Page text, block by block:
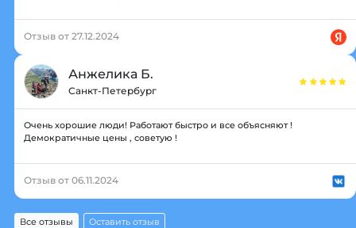
Отзыв от 27.12.2024
Анжелика Б.
Санкт-Петербург
Очень хорошие люди! Работают быстро и все объясняют !
Демократичные цены , советую !
Отзыв от 06.11.2024
Все отзывы Оставить отзыв